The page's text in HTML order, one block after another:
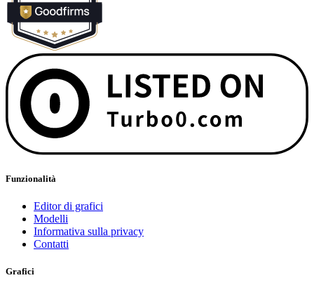
Funzionalità
Editor di grafici
Modelli
Informativa sulla privacy
Contatti
Grafici